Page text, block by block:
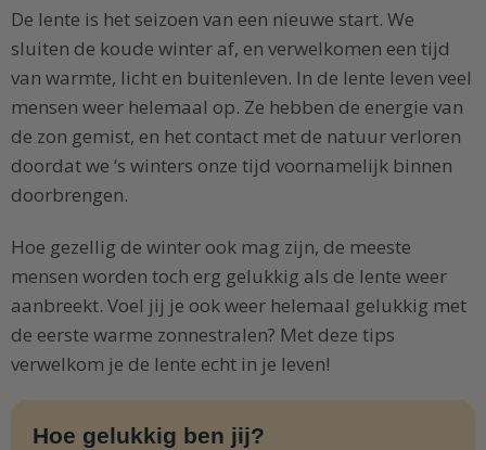
De lente is het seizoen van een nieuwe start. We
sluiten de koude winter af, en verwelkomen een tijd
van warmte, licht en buitenleven. In de lente leven veel
mensen weer helemaal op. Ze hebben de energie van
de zon gemist, en het contact met de natuur verloren
doordat we ‘s winters onze tijd voornamelijk binnen
doorbrengen.
Hoe gezellig de winter ook mag zijn, de meeste
mensen worden toch erg gelukkig als de lente weer
aanbreekt. Voel jij je ook weer helemaal gelukkig met
de eerste warme zonnestralen? Met deze tips
verwelkom je de lente echt in je leven!
Hoe gelukkig ben jij?